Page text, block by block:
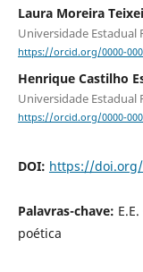
Laura Moreira
Universidade Estadual
https://orcid.org/0000-
Henrique Castilho
Universidade Estadual
https://orcid.org/0000-
DOI: https://doi.org/
Palavras-chave:
poética